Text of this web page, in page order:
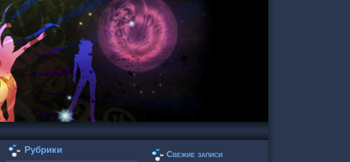
Рубрики Свежие записи